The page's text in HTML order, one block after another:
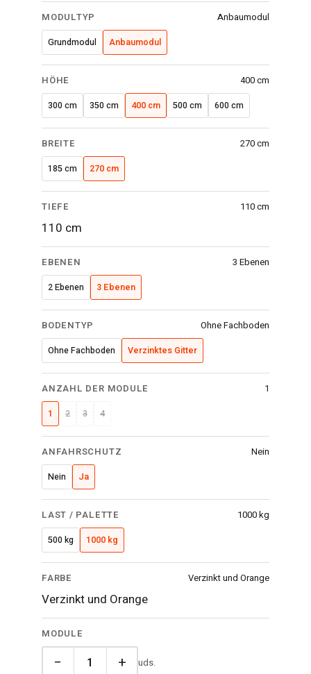
Palettenregal
·
400x270x110
cm
·
3
Ebenen
·
Verzinktes
Gitter
MODULTYP Anbaumodul
Grundmodul Anbaumodul
HÖHE 400 cm
300 cm 350 cm 400 cm 500 cm 600 cm
BREITE 270 cm
185 cm 270 cm
TIEFE 110 cm
110 cm
EBENEN 3 Ebenen
2 Ebenen 3 Ebenen
BODENTYP Ohne Fachboden
Ohne Fachboden Verzinktes Gitter
ANZAHL DER MODULE 1
1 2 3 4
ANFAHRSCHUTZ Nein
Nein Ja
LAST / PALETTE 1000 kg
500 kg 1000 kg
FARBE Verzinkt und Orange
Verzinkt und Orange
MODULE
− + uds.